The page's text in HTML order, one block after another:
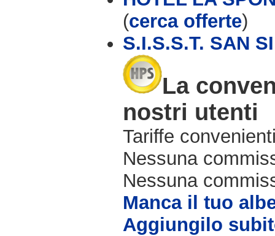
(cerca offerte)
S.I.S.S.T. SAN
La
nostri utenti
Tariffe
Nessuna
Nessuna
Manca il tuo
Aggiungilo